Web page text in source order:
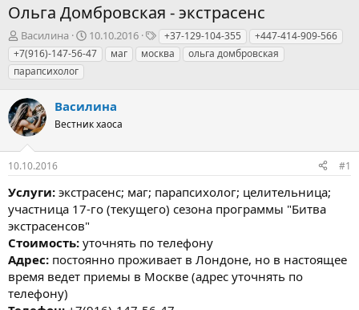
Ольга Домбровская - экстрасенс
А
в
т
о
т
е
м
ы
Василина
Д
а
т
а
ч
л
10.10.2016
Т
е
г
+37-129-104-355
+447-414-909-566
+7(916)-147-56-47
маг москва
ольга домбровская
парапсихолог
Василина
Вестник хаоса
10.10.2016 #1
Услуги: экстрасенс; маг; парапсихолог; целительница;
участница 17-го (текущего) сезона программы "Битва
экстрасенсов"
Стоимость: уточнять по телефону
Адрес: постоянно проживает в Лондоне, но в настоящее
время ведет приемы в Москве (адрес уточнять по
телефону)